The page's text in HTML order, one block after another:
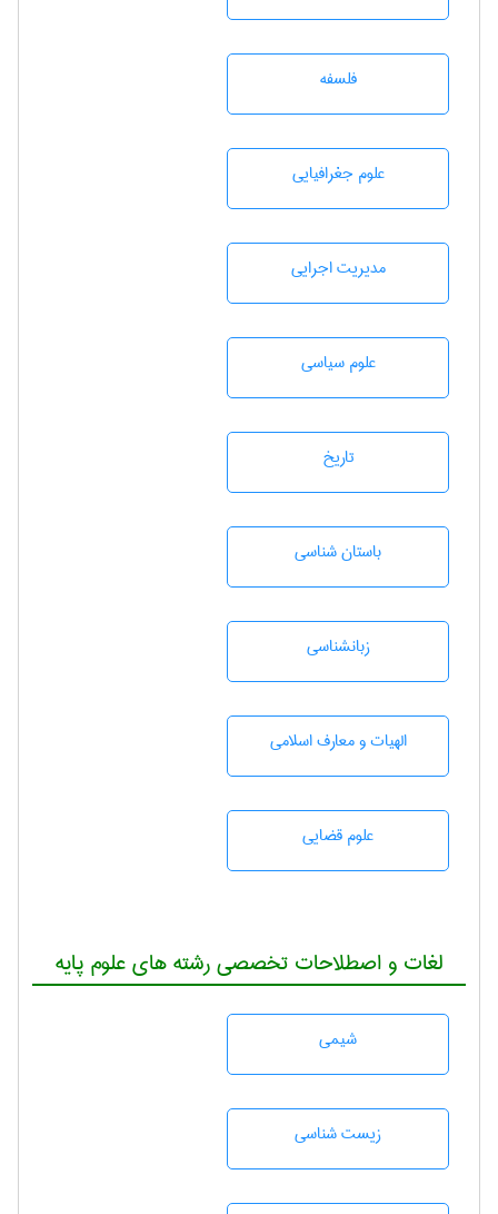
فلسفه
علوم جغرافيايی
مديريت اجرايی
علوم سياسی
تاريخ
باستان شناسی
زبانشناسی
الهیات و معارف اسلامی
علوم قضایی
لغات و اصطلاحات تخصصی رشته های علوم پایه
شيمی
زيست شناسی